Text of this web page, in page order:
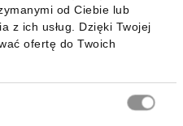
od Ciebie lub
z ich usług. Dzięki Twojej
ofertę do Twoich
mobilną: